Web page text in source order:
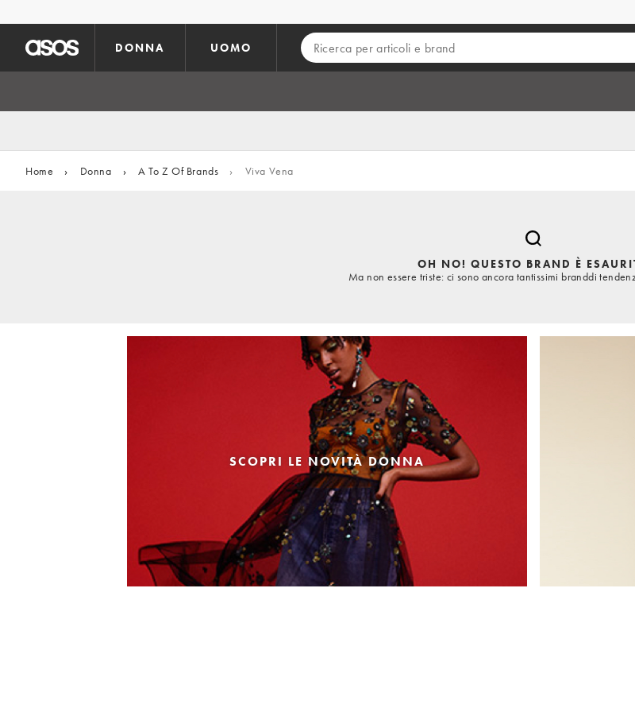
DONNA UOMO
Home › Donna › A To Z Of Brands › Viva Vena
OH NO! QUESTO BRAND È
Ma non essere triste: ci sono ancora tantissimi branddi
SCOPRI LE NOVITÀ DONNA